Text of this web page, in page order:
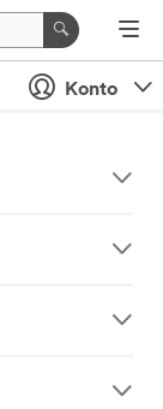
Konto